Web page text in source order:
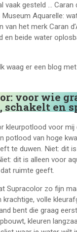
vaak gesteld … Caran
Aquarelle:
van het merk Caran
en beide water
waag er een blog
voor wie
schakelt en
kleurpotlood voor mij
potlood van hoge
te duwen. Niet: dit
dit is alleen voor
ruimte geeft.
Supracolor zo fijn
krachtige, volle
bent die graag
kleuren